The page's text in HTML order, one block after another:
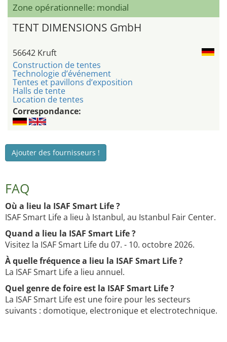
Zone opérationnelle: mondial
TENT DIMENSIONS GmbH
56642 Kruft
Construction de tentes
Technologie d’événement
Tentes et pavillons d’exposition
Halls de tente
Location de tentes
Correspondance:
Ajouter des fournisseurs !
FAQ
Où a lieu la ISAF Smart Life ?
ISAF Smart Life a lieu à Istanbul, au Istanbul Fair Center.
Quand a lieu la ISAF Smart Life ?
Visitez la ISAF Smart Life du 07. - 10. octobre 2026.
À quelle fréquence a lieu la ISAF Smart Life ?
La ISAF Smart Life a lieu annuel.
Quel genre de foire est la ISAF Smart Life ?
La ISAF Smart Life est une foire pour les secteurs
suivants : domotique, electronique et electrotechnique.